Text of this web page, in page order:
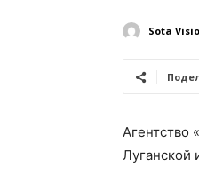
Sota
Агентство
Луганской